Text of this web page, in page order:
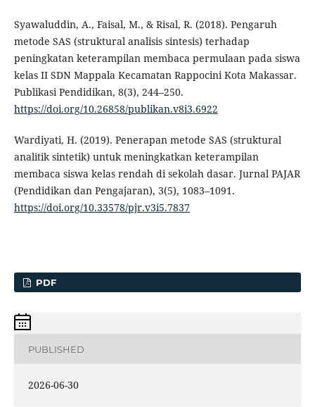
Syawaluddin, A., Faisal, M., & Risal, R. (2018). Pengaruh
metode SAS (struktural analisis sintesis) terhadap
peningkatan keterampilan membaca permulaan pada siswa
kelas II SDN Mappala Kecamatan Rappocini Kota Makassar.
Publikasi Pendidikan, 8(3), 244–250.
https://doi.org/10.26858/publikan.v8i3.6922
Wardiyati, H. (2019). Penerapan metode SAS (struktural
analitik sintetik) untuk meningkatkan keterampilan
membaca siswa kelas rendah di sekolah dasar. Jurnal PAJAR
(Pendidikan dan Pengajaran), 3(5), 1083–1091.
https://doi.org/10.33578/pjr.v3i5.7837
PDF
PUBLISHED
2026-06-30